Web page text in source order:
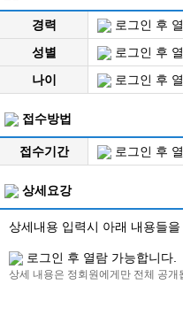
경력
로그인 후
성별
로그인 후
나이
로그인 후
접수방법
접수기간 로그인 후
상세요강
상세내용 입력시 아래 내용들을
로그인 후 열람 가능합니다.
상세 내용은 정회원에게만 전체 공개